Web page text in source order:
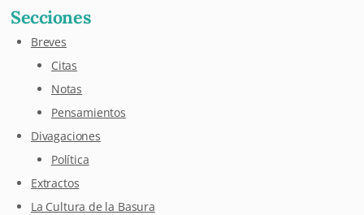
Secciones
Breves
Citas
Notas
Pensamientos
Divagaciones
Política
Extractos
La Cultura de la Basura